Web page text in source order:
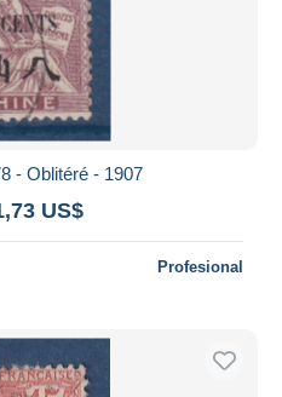
- Oblitéré - 1907
US$
Profesional